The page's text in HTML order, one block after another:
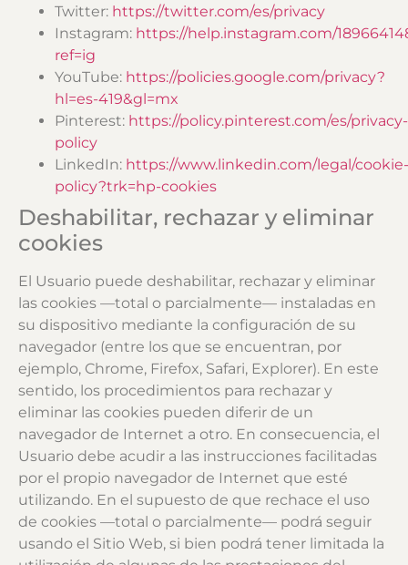
Twitter: https://twitter.com/es/privacy
Instagram: https://help.instagram.com/
ref=ig
YouTube: https://policies.google.com/privacy?
hl=es-419&gl=mx
Pinterest: https://policy.pinterest.com/es/privacy-
policy
LinkedIn: https://www.linkedin.com/legal/cookie-
policy?trk=hp-cookies
Deshabilitar, rechazar y eliminar
cookies
El Usuario puede deshabilitar, rechazar y eliminar
las cookies —total o parcialmente— instaladas en
su dispositivo mediante la configuración de su
navegador (entre los que se encuentran, por
ejemplo, Chrome, Firefox, Safari, Explorer). En este
sentido, los procedimientos para rechazar y
eliminar las cookies pueden diferir de un
navegador de Internet a otro. En consecuencia, el
Usuario debe acudir a las instrucciones facilitadas
por el propio navegador de Internet que esté
utilizando. En el supuesto de que rechace el uso
de cookies —total o parcialmente— podrá seguir
usando el Sitio Web, si bien podrá tener limitada la